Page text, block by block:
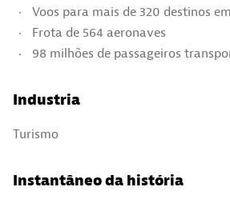
Voos para mais de 320 destinos
Frota de 564 aeronaves
98 milhões de passageiros
Industria
Turismo
Instantâneo da história